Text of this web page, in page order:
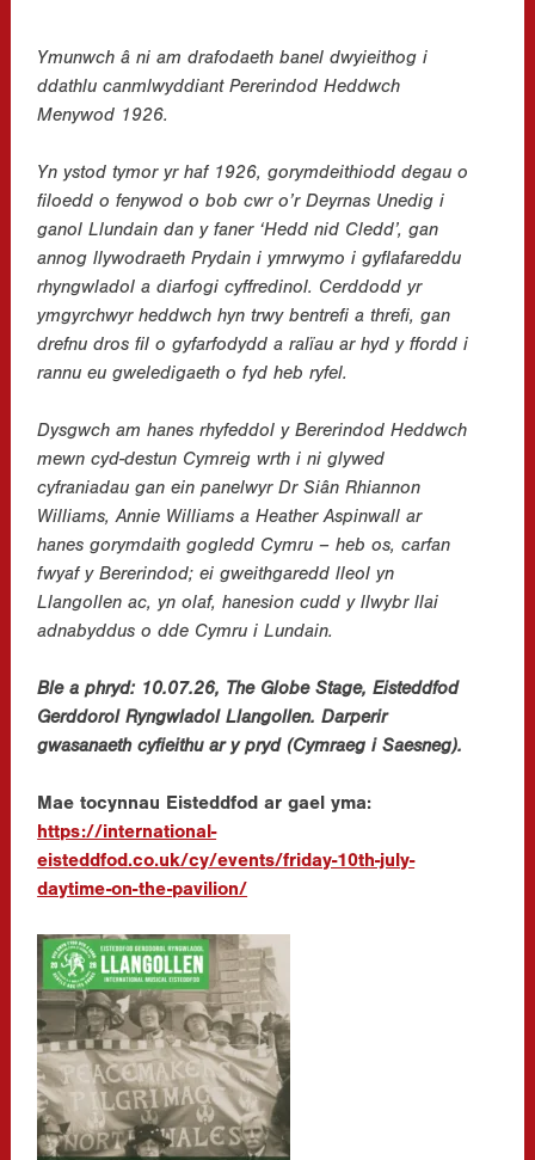
Ymunwch â ni am drafodaeth banel dwyieithog i
ddathlu canmlwyddiant Pererindod Heddwch
Menywod 1926.
Yn ystod tymor yr haf 1926, gorymdeithiodd degau o
filoedd o fenywod o bob cwr o’r Deyrnas Unedig i
ganol Llundain dan y faner ‘Hedd nid Cledd’, gan
annog llywodraeth Prydain i ymrwymo i gyflafareddu
rhyngwladol a diarfogi cyffredinol. Cerddodd yr
ymgyrchwyr heddwch hyn trwy bentrefi a threfi, gan
drefnu dros fil o gyfarfodydd a ralïau ar hyd y ffordd i
rannu eu gweledigaeth o fyd heb ryfel.
Dysgwch am hanes rhyfeddol y Bererindod Heddwch
mewn cyd-destun Cymreig wrth i ni glywed
cyfraniadau gan ein panelwyr Dr Siân Rhiannon
Williams, Annie Williams a Heather Aspinwall ar
hanes gorymdaith gogledd Cymru – heb os, carfan
fwyaf y Bererindod; ei gweithgaredd lleol yn
Llangollen ac, yn olaf, hanesion cudd y llwybr llai
adnabyddus o dde Cymru i Lundain.
Ble a phryd: 10.07.26, The Globe Stage, Eisteddfod
Gerddorol Ryngwladol Llangollen. Darperir
gwasanaeth cyfieithu ar y pryd (Cymraeg i Saesneg).
Mae tocynnau Eisteddfod ar gael yma:
https://international-
eisteddfod.co.uk/cy/events/friday-10th-july-
daytime-on-the-pavilion/